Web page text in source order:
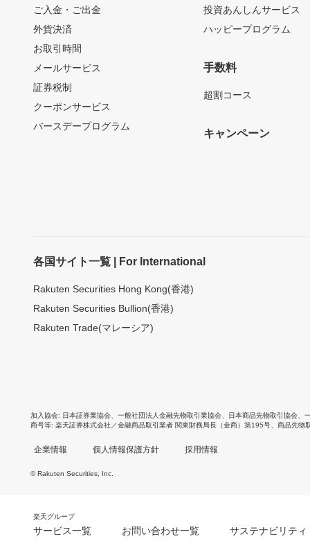
ご入金・ご出金
外貨決済
お取引時間
メールサービス
証券税制
クーポンサービス
バースデープログラム
投資あんしんサービス
ハッピープログラム
手数料
超割コース
キャンペーン
各国サイト一覧 | For International
Rakuten Securities Hong Kong(香港)
Rakuten Securities Bullion(香港)
Rakuten Trade(マレーシア)
加入協会 日本証券業協会 一般社団法人金融先物取引業協会 日本商品先物取引協会
商号等 楽天証券株式会社／金融商品取引業者 関東財務局長（金商）第195号、商品先物
企業情報 個人情報保護方針 採用情報
© Rakuten Securities, Inc.
楽天グループ
サービス一覧 お問い合わせ一覧 サステナビリティ